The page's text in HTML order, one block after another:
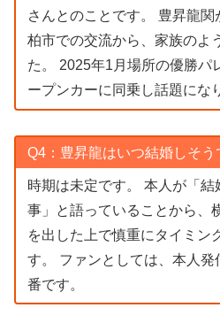
さんとのことです。 豊昇龍
柏市での交流から、家族のよ
た。 2025年1月場所の優勝パ
ープンカーに同乗し話題にな
Q4：豊昇龍はいつ結婚しそう
時期は未定です。 本人が「結
事」と語っていることから、
を出した上で慎重にタイミン
す。 ファンとしては、本人
番です。